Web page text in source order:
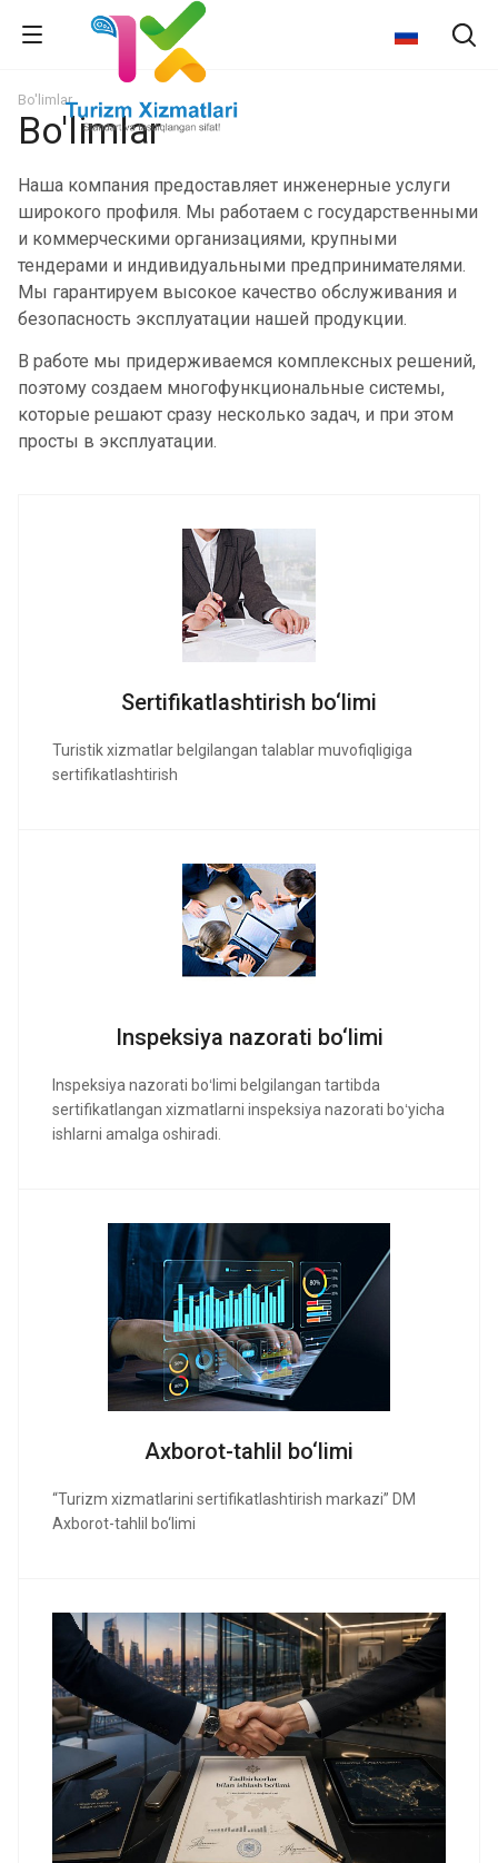
Bo'limlar
Bo'limlar
Наша компания предоставляет инженерные услуги
широкого профиля. Мы работаем с государственными
и коммерческими организациями, крупными
тендерами и индивидуальными предпринимателями.
Мы гарантируем высокое качество обслуживания и
безопасность эксплуатации нашей продукции.
В работе мы придерживаемся комплексных решений,
поэтому создаем многофункциональные системы,
которые решают сразу несколько задач, и при этом
просты в эксплуатации.
Sertifikatlashtirish bo‘limi
Turistik xizmatlar belgilangan talablar muvofiqligiga
sertifikatlashtirish
Inspeksiya nazorati bo‘limi
Inspeksiya nazorati boʻlimi belgilangan tartibda
sertifikatlangan xizmatlarni inspeksiya nazorati boʻyicha
ishlarni amalga oshiradi.
Axborot-tahlil bo‘limi
“Turizm xizmatlarini sertifikatlashtirish markazi” DM
Axborot-tahlil bo‘limi